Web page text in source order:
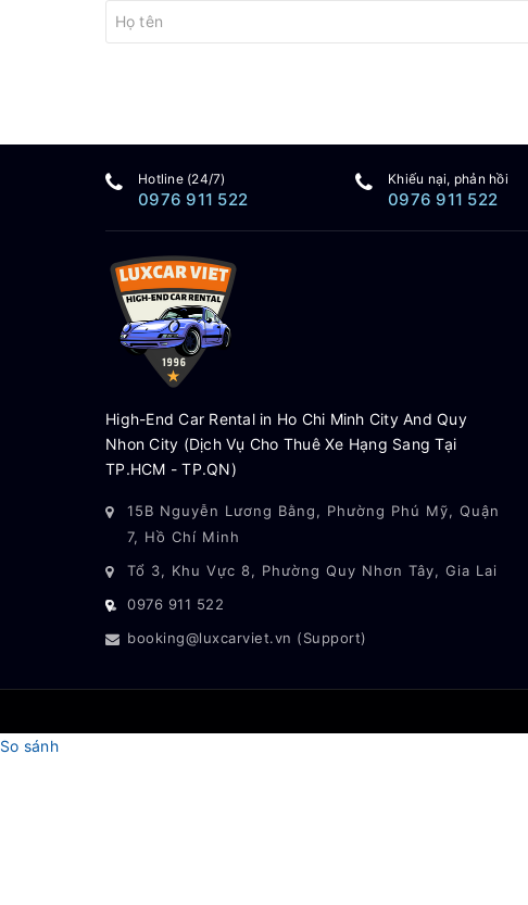
Hotline (24/7)
0976 911 522
Khiếu nại, phản hồi
0976 911 522
High-End Car Rental in Ho Chi Minh City And Quy
Nhon City (Dịch Vụ Cho Thuê Xe Hạng Sang Tại
TP.HCM - TP.QN)
15B Nguyễn Lương Bằng, Phường Phú Mỹ, Quận
7, Hồ Chí Minh
Tổ 3, Khu Vực 8, Phường Quy Nhơn Tây, Gia Lai
0976 911 522
booking@luxcarviet.vn (Support)
So sánh